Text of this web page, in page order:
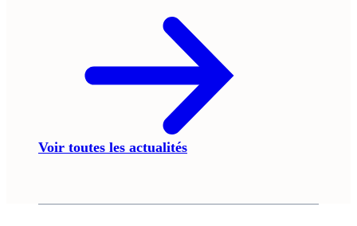
Voir toutes les actualités